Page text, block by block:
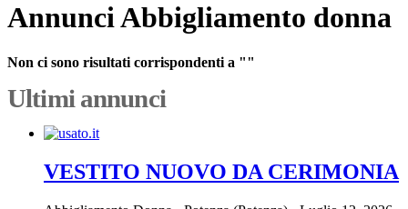
Annunci Abbigliamento donna
Non ci sono risultati corrispondenti a ""
Ultimi annunci
VESTITO NUOVO DA CERIMONIA